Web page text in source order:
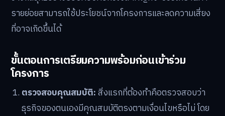
รายย่อยสามารถใช้ประโยชน์จากโครงการและลดความเสี่ยง
ที่อาจเกิดขึ้นได้
ขั้นตอนการเตรียมความพร้อมก่อนเข้าร่วม
โครงการ
ตรวจสอบคุณสมบัติ:สิ่งแรกที่ต้องทำคือตรวจสอบว่า
ธุรกิจของตนเองมีคุณสมบัติตรงตามเงื่อนไขหรือไม่ โดย